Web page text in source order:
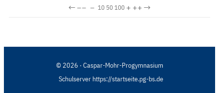
←−− − 10 50100 + ++→
© 2026 · Caspar-Mohr-Progymnasium
Schulserver https://startseite.pg-bs.de